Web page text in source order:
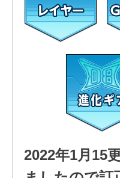
2022年1月15